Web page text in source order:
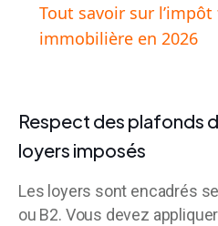
Tout savoir sur
immobilière en 2026
Respect des plafonds
loyers imposés
Les loyers sont encadrés
ou B2. Vous devez